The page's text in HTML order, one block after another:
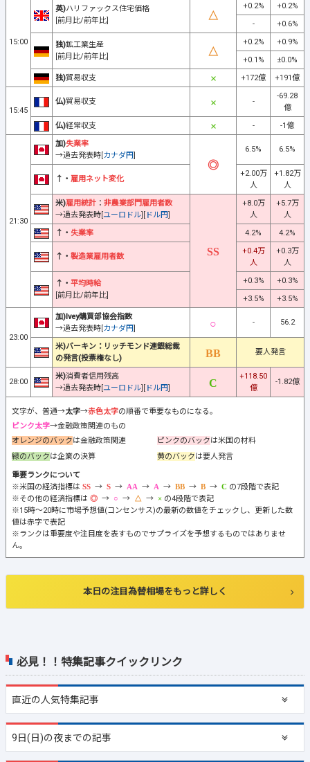
必見！！特集記事クイックリンク
直近の人気特集記事
9日(日)の夜までの記事
15:00
英)ハリファックス住宅価格
[前月比/前年比]
+0.2%
+0.2%
-
+0.6%
独)鉱工業生産
[前月比/前年比]
+0.2%
+0.9%
+0.1%
±0.0%
独)貿易収支 +172億 +191億
15:45
仏)貿易収支 -
-69.28
億
仏)経常収支 - -1億
21:30
加)失業率
→過去発表時[カナダ円]
6.5% 6.5%
↑・ 雇用ネット変化
+2.00万
人
+1.82万
人
米)雇用統計 ： 非農業部門雇用者数
→過去発表時[ユーロドル][ ドル円]
+8.0万
人
+5.7万
人
↑・ 失業率 4.2% 4.2%
↑・ 製造業雇用者数
+0.4万
人
+0.3万
人
↑・ 平均時給
[前月比/前年比]
+0.3%
+0.3%
+3.5%
+3.5%
23:00
加)Ivey購買部協会指数
→過去発表時[カナダ円]
- 56.2
米)バーキン：リッチモンド連銀総裁
の発言(投票権なし)
要人発言
28:00
米)消費者信用残高
→過去発表時[ユーロドル][ ドル円]
+118.50
億
-1.82億
文字が、普通→太字→赤色太字の順番で重要なものになる。
ピンク太字→金融政策関連のもの
オレンジのバックは金融政策関連 ピンクのバックは米国の材料
緑のバックは企業の決算 黄のバックは要人発言
重要ランクについて
※米国の経済指標は
→ → → → → →
の7段階で表記
※その他の経済指標は
→ → →
の4段階で表記
※15時～20時に市場予想値(コンセンサス)の最新の数値をチェックし、更新した数
値は赤字で表記
※ランクは重要度や注目度を表すものでサプライズを予想するものではありませ
ん。
本日の注目為替相場をもっと詳しく